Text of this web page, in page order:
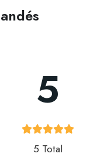
5
5 Total